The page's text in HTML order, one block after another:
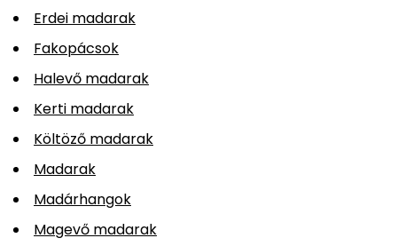
Erdei madarak
Fakopácsok
Halevő madarak
Kerti madarak
Költöző madarak
Madarak
Madárhangok
Magevő madarak